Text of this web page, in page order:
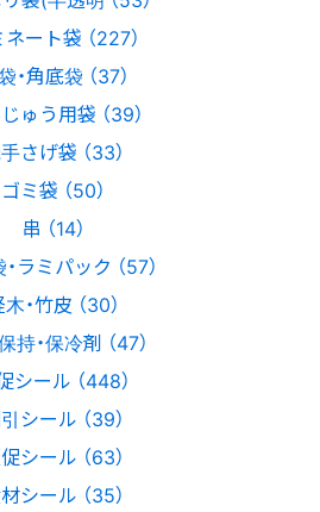
ート袋 （227）
・角底袋 （37）
ゅう用袋 （39）
さげ袋 （33）
ゴミ袋 （50）
串 （14）
ラミパック （57）
・竹皮 （30）
持・保冷剤 （47）
シール （448）
シール （39）
シール （63）
シール （35）